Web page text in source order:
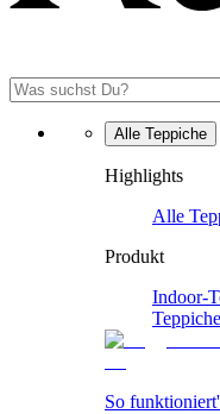
Alle Teppiche
Highlights
Alle
Produkt
Indoor-
Teppiche
So